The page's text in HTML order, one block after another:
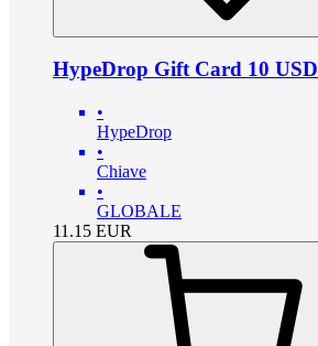
HypeDrop Gift Card 10 USD
•
HypeDrop
•
Chiave
•
GLOBALE
11.15 EUR